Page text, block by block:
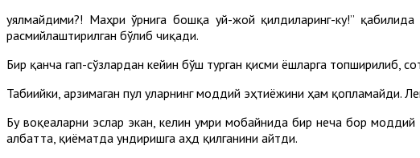
уялмайдими?! Маҳри ўрнига бошқа уй-жой қилдиларинг-ку!”
расмийлаштирилган бўлиб чиқади.
Бир қанча гап-сўзлардан кейин бўш турган қисми ёшларга топширилиб,
Табиийки, арзимаган пул уларнинг моддий эҳтиёжини ҳам қопламайди.
Бу воқеаларни эслар экан, келин умри мобайнида бир неча бор
албатта, қиёматда ундиришга аҳд қилганини айтди.